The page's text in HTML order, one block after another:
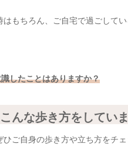
もちろん、ご自宅で過ごして
したことはありますか？
こんな歩き方をしてい
ご自身の歩き方や立ち方をチェ